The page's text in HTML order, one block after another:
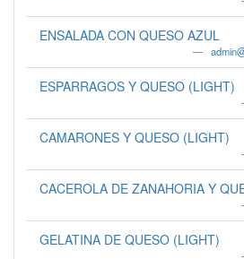
ENSALADA CON QUESO AZUL
ESPARRAGOS Y QUESO (LIGHT)
CAMARONES Y QUESO (LIGHT)
CACEROLA DE ZANAHORIA Y
GELATINA DE QUESO (LIGHT)